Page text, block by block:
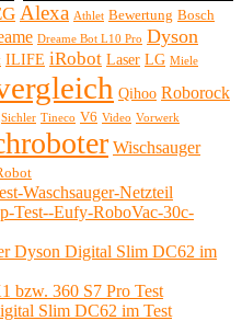
Alexa Athlet Bewertung Bosch
Dreame Bot L10 Pro Dyson
ILIFE iRobot Laser LG Miele
Qihoo Roborock
Sichler Tineco V6 Video Vorwerk
Wischsauger
Waschsauger-Netzteil
Test--Eufy-RoboVac-30c-
Dyson Digital Slim DC62 im
bzw. 360 S7 Pro Test
Slim DC62 im Test